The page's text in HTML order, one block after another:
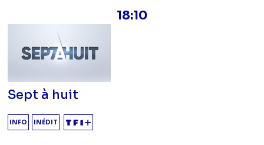
18:10
Sept à huit
INFO INÉDIT